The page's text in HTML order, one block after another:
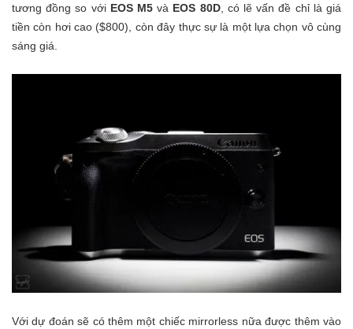
tương đồng so với EOS M5 và EOS 80D, có lẽ vấn đề chỉ là giá
tiền còn hơi cao ($800), còn đây thực sự là một lựa chọn vô cùng
sáng giá.
Với dự đoán sẽ có thêm một chiếc mirrorless nữa được thêm vào